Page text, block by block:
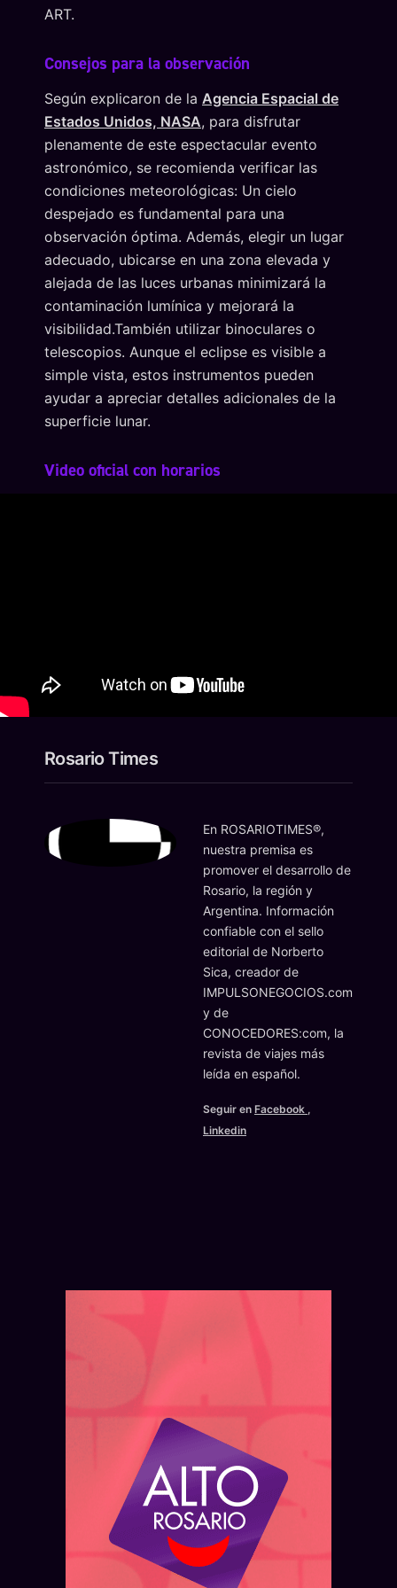
ART.
Consejos para la observación
Según explicaron de la Agencia Espacial de
Estados Unidos, NASA, para disfrutar
plenamente de este espectacular evento
astronómico, se recomienda verificar las
condiciones meteorológicas: Un cielo
despejado es fundamental para una
observación óptima. Además, elegir un lugar
adecuado, ubicarse en una zona elevada y
alejada de las luces urbanas minimizará la
contaminación lumínica y mejorará la
visibilidad.También utilizar binoculares o
telescopios. Aunque el eclipse es visible a
simple vista, estos instrumentos pueden
ayudar a apreciar detalles adicionales de la
superficie lunar.
Video oficial con horarios
Rosario Times
En ROSARIOTIMES®,
nuestra premisa es
promover el desarrollo de
Rosario, la región y
Argentina. Información
confiable con el sello
editorial de Norberto
Sica, creador de
IMPULSONEGOCIOS.com
y de
CONOCEDORES:com, la
revista de viajes más
leída en español.
Seguir en Facebook ,
Linkedin